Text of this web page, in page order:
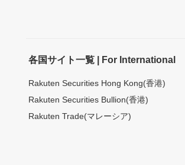
各国サイト一覧 | For International
Rakuten Securities Hong Kong(香港)
Rakuten Securities Bullion(香港)
Rakuten Trade(マレーシア)